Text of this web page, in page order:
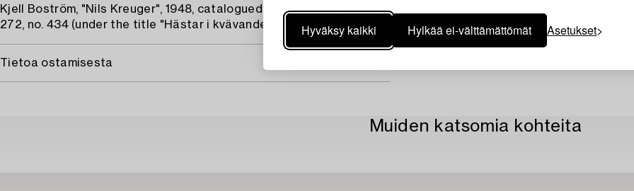
Hyväksy kaikki Hylkää ei-välttämättömät Asetukset
Kjell Boström, "Nils Kreuger", 1948, catalogued under year 1908, p.
272, no. 434 (under the title "Hästar i kvävande blåst").
Tietoa ostamisesta
Muiden katsomia kohteita